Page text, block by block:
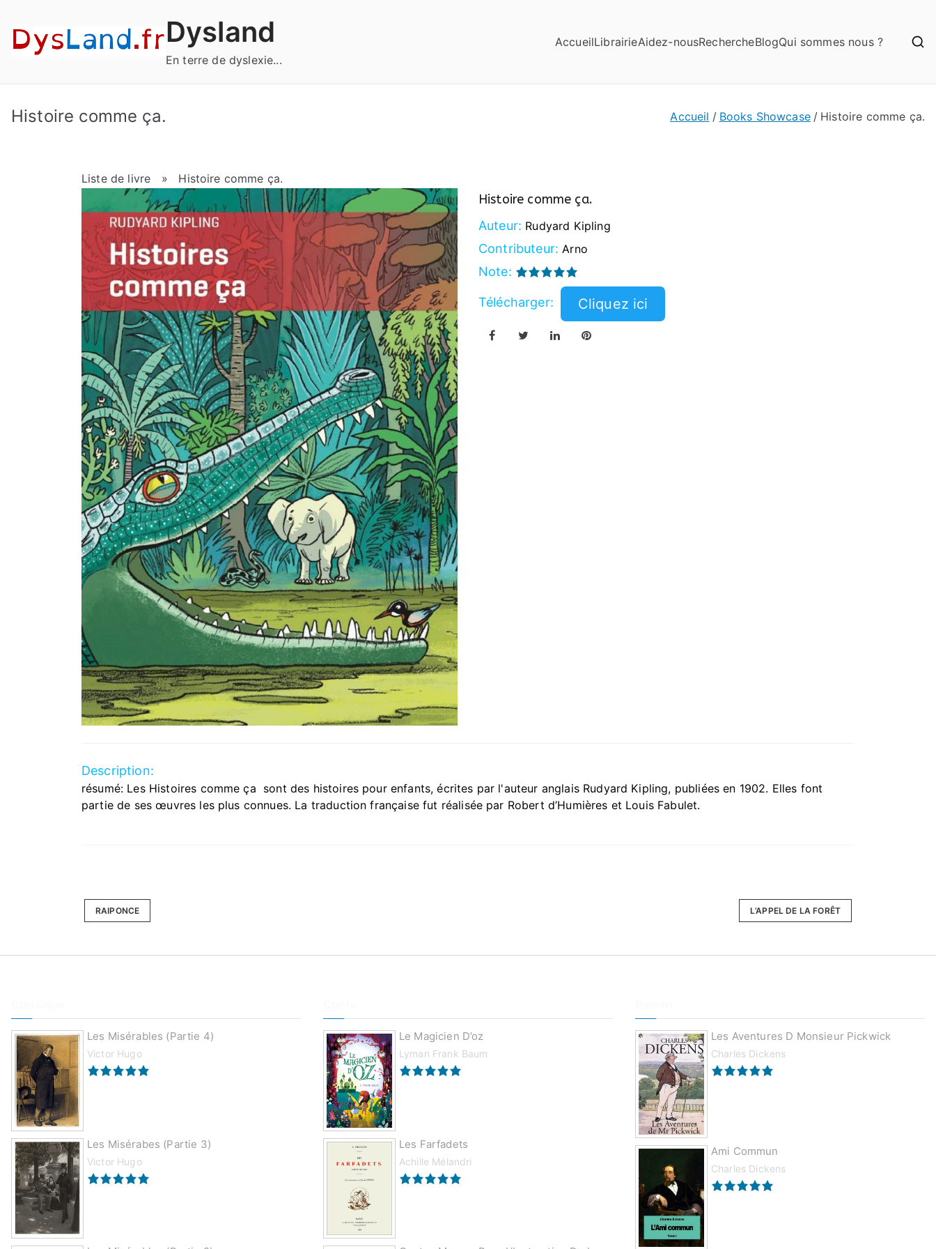
contenu
Dysland
En terre de dyslexie...
AccueilLibrairieAidez-nousRechercheBlogQui sommes nous ?
Histoire comme ça. Accueil Books Showcase Histoire comme ça.
Liste de livre » Histoire comme ça.
Histoire comme ça.
Auteur: Rudyard Kipling
Contributeur: Arno
Note:
Télécharger:
Description:
résumé: Les Histoires comme ça sont des histoires pour enfants, écrites par l'auteur anglais Rudyard Kipling, publiées en 1902. Elles font
partie de ses œuvres les plus connues. La traduction française fut réalisée par Robert d’Humières et Louis Fabulet.
RAIPONCE L’APPEL DE LA FORÊT
Les Misérables (partie 4)
Victor Hugo
Les Misérabes (partie 3)
Victor Hugo
Le Magicien D’oz
Lyman Frank Baum
Les Farfadets
Achille Mélandri
Les Aventures D Monsieur Pickwick
Charles Dickens
Ami Commun
Charles Dickens